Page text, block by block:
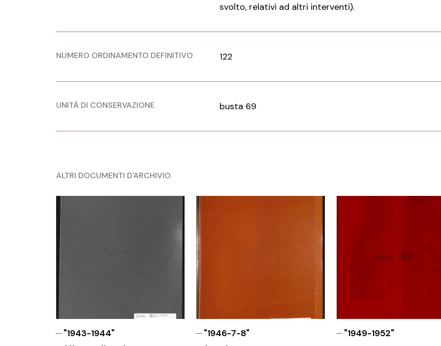
svolto, relativi ad altri interventi).
NUMERO ORDINAMENTO DEFINITIVO 122
UNITÀ DI CONSERVAZIONE busta 69
ALTRI DOCUMENTI D'ARCHIVIO
"1943-1944" "1946-7-8" "1949-1952"